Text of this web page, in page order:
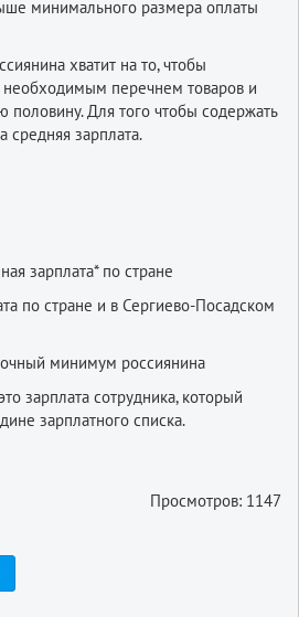
минимального размера оплаты
хватит на то, чтобы
перечнем товаров и
половину. Для того чтобы содержать
средняя зарплата.
зарплата* по стране
по стране и в Сергиево-Посадском
минимум россиянина
зарплата сотрудника, который
зарплатного списка.
Просмотров: 1147